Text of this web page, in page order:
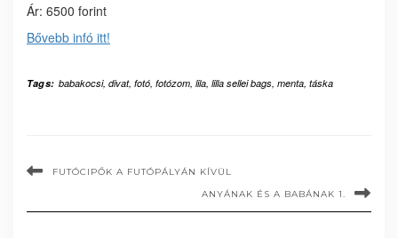
Ár: 6500 forint
Bővebb infó itt!
Tags: babakocsi, divat, fotó, fotózom, lila, lilla sellei bags, menta, táska
FUTÓCIPŐK A FUTÓPÁLYÁN KÍVÜL
ANYÁNAK ÉS A BABÁNAK 1.